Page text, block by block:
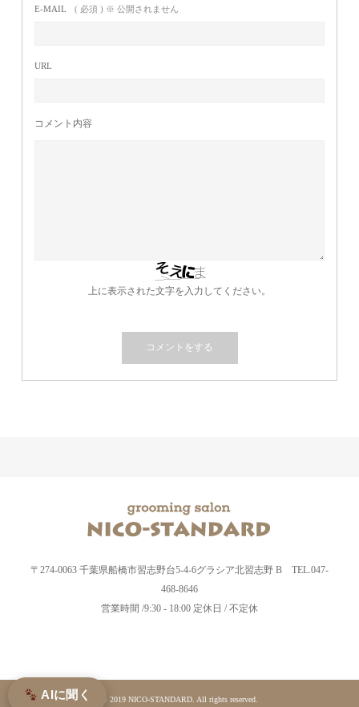
E-MAIL ( 必須 ) ※ 公開されません
URL
コメント内容
上に表示された文字を入力してください。
〒274-0063 千葉県船橋市習志野台5-4-6グラシア北習志野 B TEL.047-
468-8646
営業時間 /9:30 - 18:00 定休日 / 不定休
© 2019 NICO-STANDARD. All rights reserved.
AIに聞く